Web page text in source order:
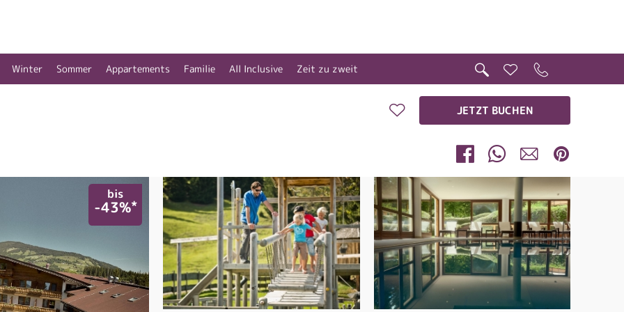
Winter Sommer Appartements Familie All Inclusive Zeit zu zweit
JETZT BUCHEN
bis
-43%*